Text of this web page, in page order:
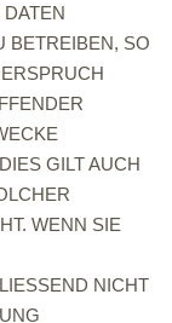
BETREIBEN, SO
GILT AUCH
WENN SIE
NICHT